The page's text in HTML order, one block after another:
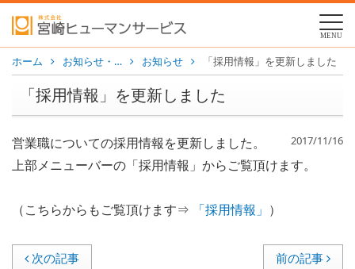
MENU
ホーム お知らせ・… お知らせ 「採用情報」を更新しました
「採用情報」を更新しました
2017/11/16
営業職についての採用情報を更新しました。
上部メニューバーの「採用情報」からご覧頂けます。
（こちらからもご覧頂けます⇒ 「採用情報」 ）
次の記事 前の記事